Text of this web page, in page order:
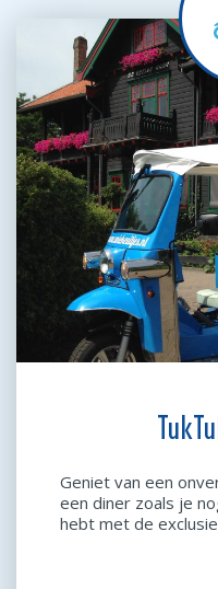
Geniet van een
een diner zoals je
hebt met de